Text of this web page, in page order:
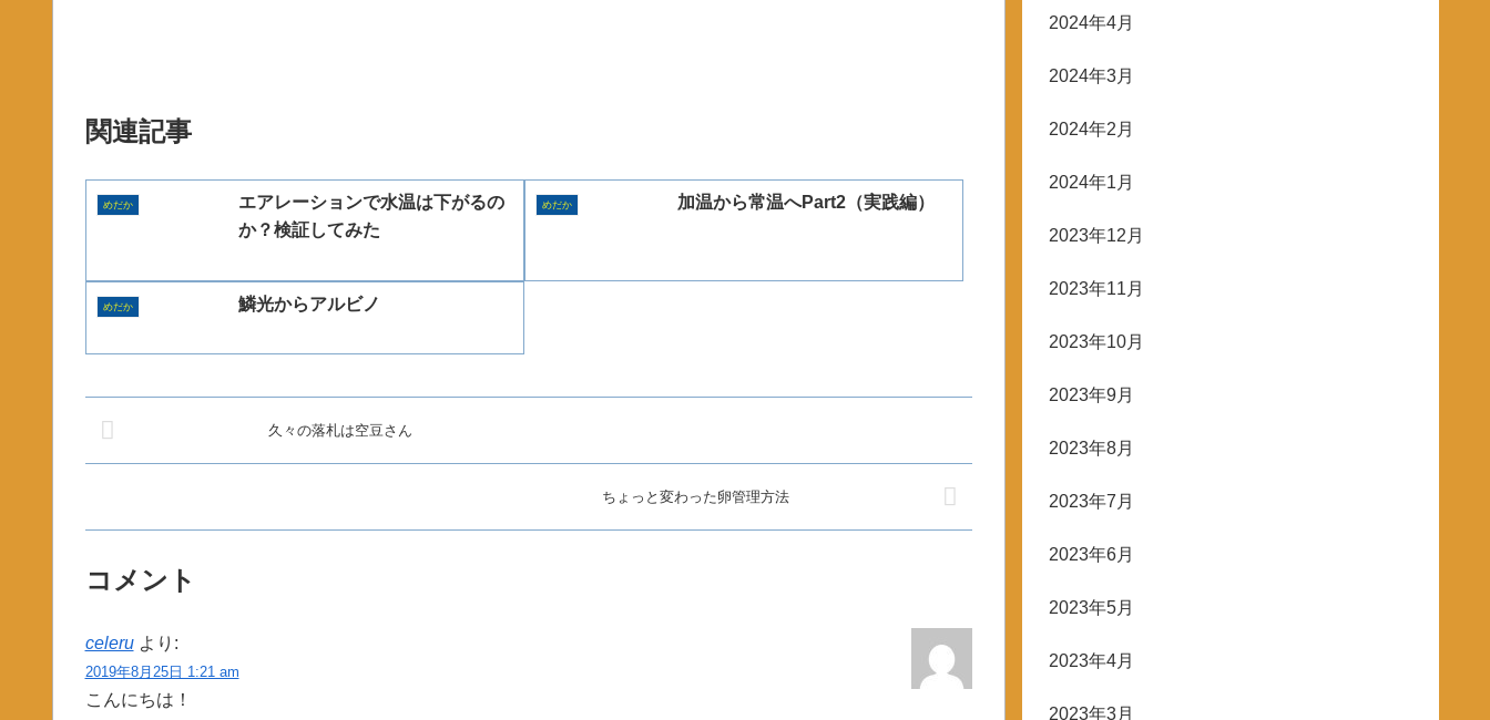
関連記事
めだか
エアレーションで水温は下がるの
か？検証してみた
めだか 加温から常温へPart2（実践編）
めだか 鱗光からアルビノ
久々の落札は空豆さん
ちょっと変わった卵管理方法
コメント
celeru より:
2019年8月25日 1:21 am
こんにちは！
2024年4月
2024年3月
2024年2月
2024年1月
2023年12月
2023年11月
2023年10月
2023年9月
2023年8月
2023年7月
2023年6月
2023年5月
2023年4月
2023年3月